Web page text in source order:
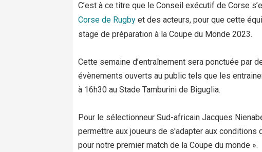
C’est à ce titre que le Conseil exécutif de Corse
Corse de Rugby et des acteurs, pour que cette
stage de préparation à la Coupe du Monde 2023.
Cette semaine d’entraînement sera ponctuée par
évènements ouverts au public tels que les
à 16h30 au Stade Tamburini de Biguglia.
Pour le sélectionneur Sud-africain Jacques
permettre aux joueurs de s'adapter aux
pour notre premier match de la Coupe du monde ».